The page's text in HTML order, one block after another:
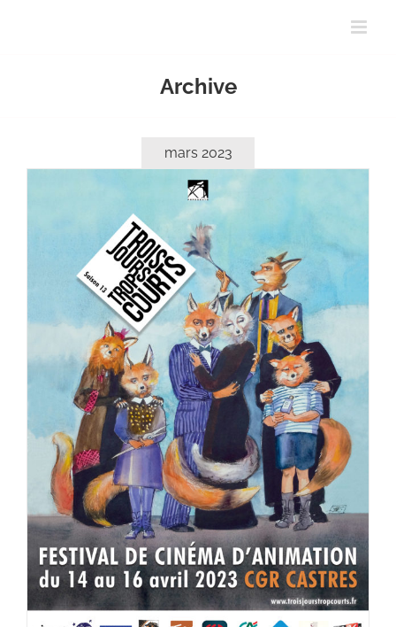
Archive
mars 2023